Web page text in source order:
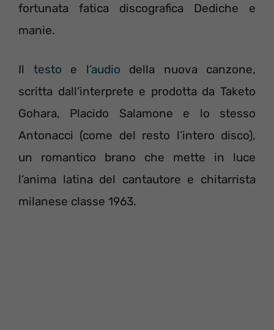
fortunata fatica discografica Dediche e
manie.
Il testo e l’audio della nuova canzone,
scritta dall’interprete e prodotta da Taketo
Gohara, Placido Salamone e lo stesso
Antonacci (come del resto l’intero disco),
un romantico brano che mette in luce
l’anima latina del cantautore e chitarrista
milanese classe 1963.